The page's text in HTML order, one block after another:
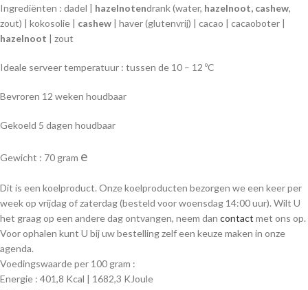
Ingrediënten : dadel | hazelnotendrank (water, hazelnoot, cashew,
zout) | kokosolie | cashew | haver (glutenvrij) | cacao | cacaoboter |
hazelnoot | zout
Ideale serveer temperatuur : tussen de 10 – 12 ºC
Bevroren 12 weken houdbaar
Gekoeld 5 dagen houdbaar
Gewicht : 70 gram e
Dit is een koelproduct. Onze koelproducten bezorgen we een keer per
week op vrijdag of zaterdag (besteld voor woensdag 14:00 uur). Wilt U
het graag op een andere dag ontvangen, neem dan contact met ons op.
Voor ophalen kunt U bij uw bestelling zelf een keuze maken in onze
agenda.
Voedingswaarde per 100 gram :
Energie : 401,8 Kcal | 1682,3 KJoule